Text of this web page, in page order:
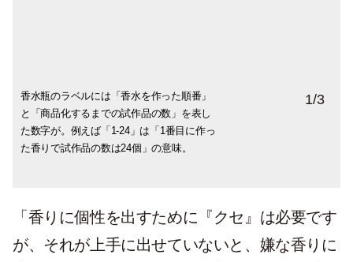
香水瓶のラベルには「香水を作った順番」
と「商品化するまでの試作品の数」を表し
た数字が。例えば「1-24」は「1番目に作っ
た香りで試作品の数は24個」の意味。
アイコンには香道で使われる「香の図」を
使用。嗅ぐことで初めて香りをイメージで
きるよう文字で名前を綴らず、香の図で名
前を表現。「4-10」（写真）の意味は「乙
現在、香りは4種類、サイズは30mlと100ml
の2種類を展開。「3か月ほどで使い切れて
きちんとフルボトル感もある瓶のサイズだ
と30mlがちょうどいいんですよね」
1/3
「香りに個性を出すために『クセ』は必要です
が、それが上手に出せていないと、嫌な香りに